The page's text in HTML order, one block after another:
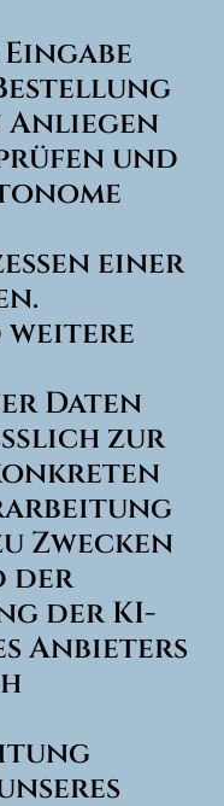
Anliegen
und
einer
weitere
Daten
zur
Zwecken
der
der KI-
Anbieters